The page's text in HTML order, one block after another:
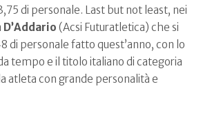
di personale. Last but not least, nei
D’Addario (Acsi Futuratletica) che si
di personale fatto quest’anno, con lo
tempo e il titolo italiano di categoria
atleta con grande personalità e